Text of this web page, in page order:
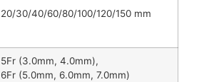
20/30/40/60/80/100/120/150 mm
5Fr (3.0mm, 4.0mm),
6Fr (5.0mm, 6.0mm, 7.0mm)